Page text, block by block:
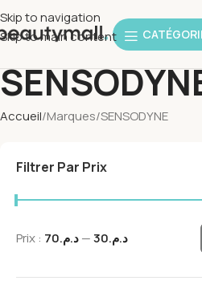
Skip to navigation
Skip to main content
Accueil Marques SENSODYNE
Filtrer Par Prix
Prix : د.م.30 —د.م.70